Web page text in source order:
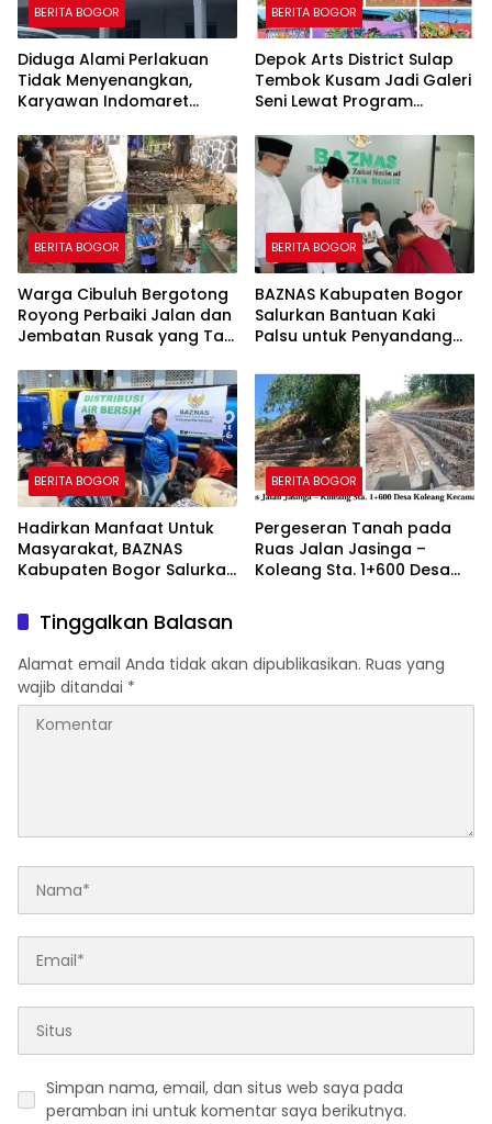
BERITA BOGOR
Diduga Alami Perlakuan
Tidak Menyenangkan,
Karyawan Indomaret
Dipermalukan di Hadapan
Rekan Kerja
BERITA BOGOR
Depok Arts District Sulap
Tembok Kusam Jadi Galeri
Seni Lewat Program
BERITA BOGOR
Warga Cibuluh Bergotong
Royong Perbaiki Jalan dan
Jembatan Rusak yang Tak
BERITA BOGOR
BAZNAS Kabupaten Bogor
Salurkan Bantuan Kaki
Palsu untuk Penyandang
Kepedulian dalam
Program “Bogor Peduli”
BERITA BOGOR
Hadirkan Manfaat Untuk
Masyarakat, BAZNAS
Kabupaten Bogor Salurkan
Warga Terdampak
Kekeringan
BERITA BOGOR
Pergeseran Tanah pada
Ruas Jalan Jasinga –
Koleang Sta. 1+600 Desa
Wilayah VII
Tinggalkan Balasan
Alamat email Anda tidak akan dipublikasikan. Ruas yang
wajib ditandai *
Simpan nama, email, dan situs web saya pada
peramban ini untuk komentar saya berikutnya.